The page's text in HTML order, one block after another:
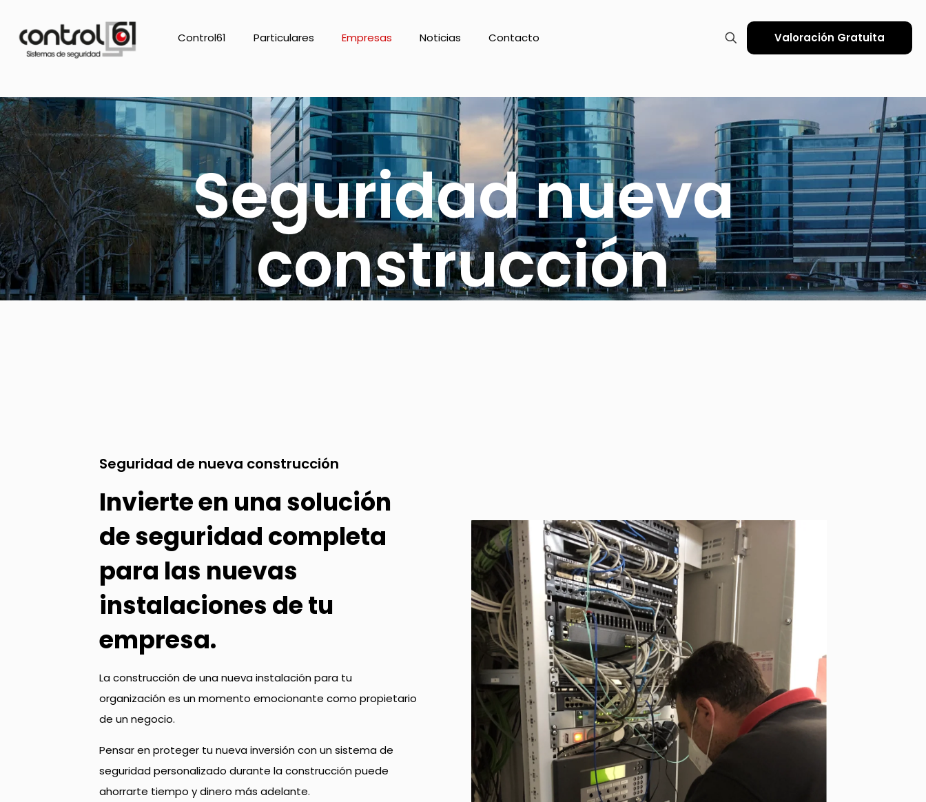
Control61 Particulares Empresas Noticias Contacto Valoración Gratuita
Seguridad nueva
construcción
Seguridad de nueva construcción
Invierte en una solución
de seguridad completa
para las nuevas
instalaciones de tu
empresa.
La construcción de una nueva instalación para tu
organización es un momento emocionante como propietario
de un negocio.
Pensar en proteger tu nueva inversión con un sistema de
seguridad personalizado durante la construcción puede
ahorrarte tiempo y dinero más adelante.